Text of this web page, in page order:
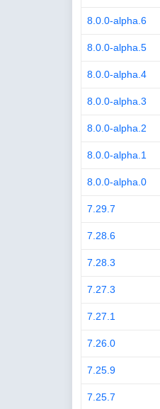
8.0.0-alpha.6
8.0.0-alpha.5
8.0.0-alpha.4
8.0.0-alpha.3
8.0.0-alpha.2
8.0.0-alpha.1
8.0.0-alpha.0
7.29.7
7.28.6
7.28.3
7.27.3
7.27.1
7.26.0
7.25.9
7.25.7